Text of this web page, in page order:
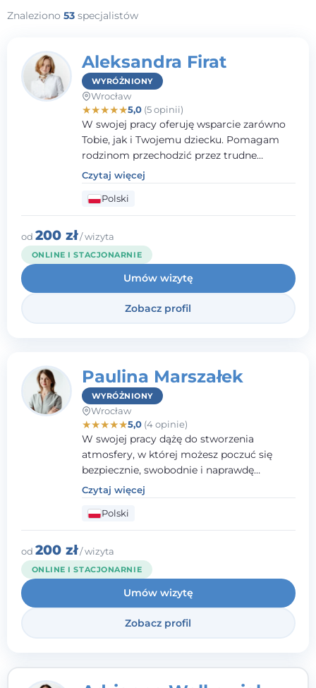
Znaleziono 53 specjalistów
Aleksandra Firat
WYRÓŻNIONY
Wrocław
★★★★★5,0(5 opinii)
W swojej pracy oferuję wsparcie zarówno
Tobie, jak i Twojemu dziecku. Pomagam
rodzinom przechodzić przez trudne
momenty, opierając współpracę na
wzajemnym zaufaniu i otwartej
komunikacji. Posiadam doświadczenie w
pracy z dziećmi i młodzieżą mierzącymi się
z różnorodnymi trudnościami
emocjonalnymi oraz rozwojowymi.
Czytaj więcej
Polski
od 200 zł/ wizyta
ONLINE I STACJONARNIE
Umów wizytę
Zobacz profil
Paulina Marszałek
WYRÓŻNIONY
Wrocław
★★★★★5,0(4 opinie)
W swojej pracy dążę do stworzenia
atmosfery, w której możesz poczuć się
bezpiecznie, swobodnie i naprawdę
wysłuchany(-a). Zależy mi na
towarzyszeniu Ci w drodze do większego
dobrostanu, lepszego poznania siebie oraz
budowania wartościowych i
satysfakcjonujących relacji - zarówno z
innymi, jak i z samym sobą. Możliwość
bycia częścią tego procesu traktuję jako
duże wyróżnienie.
Czytaj więcej
Polski
od 200 zł/ wizyta
ONLINE I STACJONARNIE
Umów wizytę
Zobacz profil